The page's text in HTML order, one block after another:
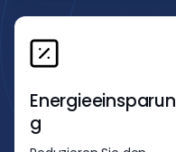
Energieeinsparun
g